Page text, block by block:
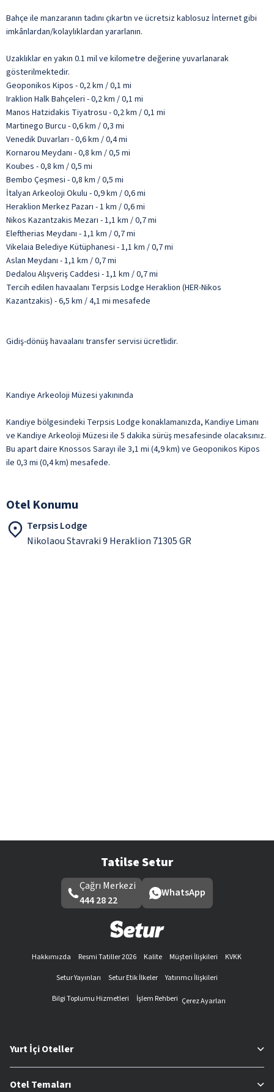
Bahçe ile manzaranın tadını çıkartın ve ücretsiz kablosuz İnternet gibi
imkânlardan/kolaylıklardan yararlanın.
Uzaklıklar en yakın 0.1 mil ve kilometre değerine yuvarlanarak
gösterilmektedir.
Geoponikos Kipos - 0,2 km / 0,1 mi
Iraklion Halk Bahçeleri - 0,2 km / 0,1 mi
Manos Hatzidakis Tiyatrosu - 0,2 km / 0,1 mi
Martinego Burcu - 0,6 km / 0,3 mi
Venedik Duvarları - 0,6 km / 0,4 mi
Kornarou Meydanı - 0,8 km / 0,5 mi
Koubes - 0,8 km / 0,5 mi
Bembo Çeşmesi - 0,8 km / 0,5 mi
İtalyan Arkeoloji Okulu - 0,9 km / 0,6 mi
Heraklion Merkez Pazarı - 1 km / 0,6 mi
Nikos Kazantzakis Mezarı - 1,1 km / 0,7 mi
Eleftherias Meydanı - 1,1 km / 0,7 mi
Vikelaia Belediye Kütüphanesi - 1,1 km / 0,7 mi
Aslan Meydanı - 1,1 km / 0,7 mi
Dedalou Alışveriş Caddesi - 1,1 km / 0,7 mi
Tercih edilen havaalanı Terpsis Lodge Heraklion (HER-Nikos
Kazantzakis) - 6,5 km / 4,1 mi mesafede
Gidiş-dönüş havaalanı transfer servisi ücretlidir.
Kandiye Arkeoloji Müzesi yakınında
Kandiye bölgesindeki Terpsis Lodge konaklamanızda, Kandiye Limanı
ve Kandiye Arkeoloji Müzesi ile 5 dakika sürüş mesafesinde olacaksınız.
Bu apart daire Knossos Sarayı ile 3,1 mi (4,9 km) ve Geoponikos Kipos
ile 0,3 mi (0,4 km) mesafede.
Otel Konumu
Terpsis Lodge
Nikolaou Stavraki 9 Heraklion 71305 GR
Tatilse Setur
Çağrı Merkezi
444 28 22
WhatsApp
Hakkımızda Resmi Tatiller 2026 Kalite Müşteri İlişkileri
KVKK
Setur Yayınları
Setur Etik İlkeler
Yatırımcı İlişkileri
Bilgi Toplumu Hizmetleri
İşlem Rehberi Çerez Ayarları
Yurt İçi Oteller
Otel Temaları